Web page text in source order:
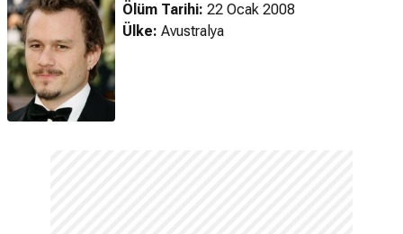
Ölüm Tarihi: 22 Ocak 2008
Ülke: Avustralya